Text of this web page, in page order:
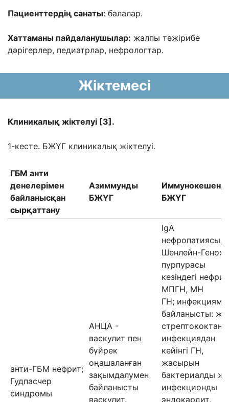
Пациенттердің санаты: балалар.
Хаттаманы пайдаланушылар: жалпы тәжірибе
дәрігерлер, педиатрлар, нефрологтар.
Жіктемесі
Клиникалық жіктелуі [3].
1-кесте. БЖҮГ клиникалық жіктелуі.
ГБМ анти
денелерімен
байланысқан
сырқаттану
Азиммунды
БЖҮГ
Иммунокешенді
БЖҮГ
анти-ГБМ нефрит;
Гудпасчер
синдромы
АНЦА -
васкулит пен
бүйрек
оңашаланған
зақымдалумен
байланысты
васкулит.
IgA
нефропатиясы,
Шенлейн-Генох
пурпурасы
кезіндегі
МПГН, МН
ГН;
байланысты:
стрептококтан/
инфекциядан
кейінгі ГН,
жасырын
бактериалды
инфекционды
эндокардит,